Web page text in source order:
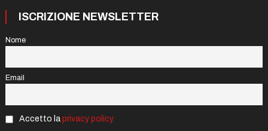
ISCRIZIONE NEWSLETTER
Nome
Email
Accetto la privacy policy